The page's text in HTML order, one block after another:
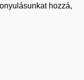
hozzá,